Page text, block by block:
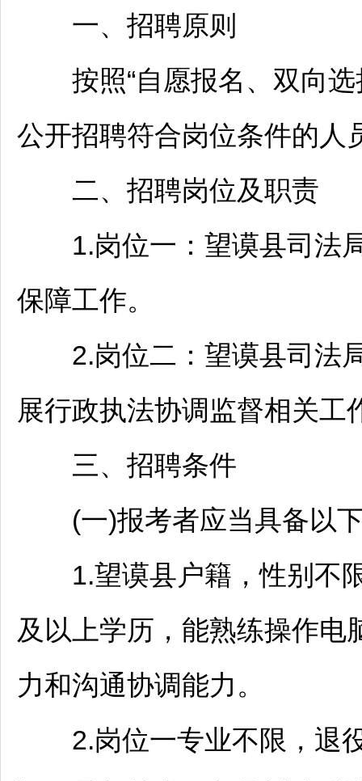
一、 招聘原则
按照“自愿报名、双向选
公开招聘符合岗位条件的人
二、 招聘岗位及职责
1.岗位一： 望谟县司法
保障工作。
2.岗位二： 望谟县司法
展行政执法协调监督相关工
三、 招聘条件
(一)报考者应当具备以
1.望谟县户籍，性别不
及以上学历，能熟练操作电
力和沟通协调能力。
2.岗位一专业不限，退役